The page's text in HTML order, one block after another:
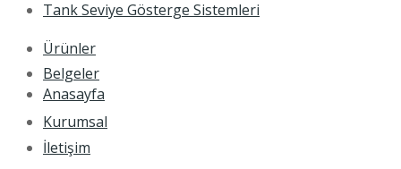
Tank Seviye Gösterge Sistemleri
Ürünler
Belgeler
Anasayfa
Kurumsal
İletişim